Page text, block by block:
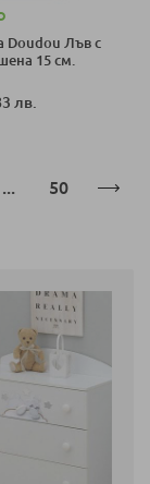
Doudou Лъв с
15 см.
лв.
... Страница
50